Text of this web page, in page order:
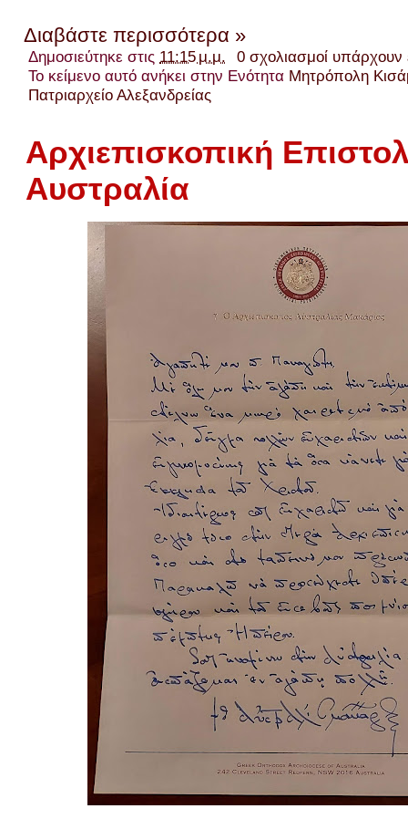
Διαβάστε περισσότερα »
Δημοσιεύτηκε στις 11:15 μ.μ.
0 σχολιασμοί
Το κείμενο αυτό ανήκει στην Ενότητα Μητρόπολη
Πατριαρχείο Αλεξανδρείας
Αρχιεπισκοπική
Αυστραλία